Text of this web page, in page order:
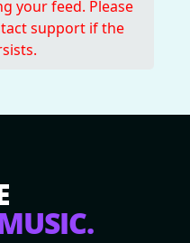
your feed. Please
support if the